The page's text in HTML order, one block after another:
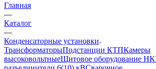
Главная
—
Каталог
—
Конденсаторные установки
ТрансформаторыПодстанции КТПКамеры
высоковольтныеЩитовое оборудование